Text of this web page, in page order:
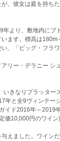
、彼女は庭を持ち
より、敷地内に
ます。標高は
、「ビッグ・フラ
リー・デラニー
きなりプラッター
と全9ヴィンテー
イド2016年～2019
価10,000円のワイ
えました。ワイン